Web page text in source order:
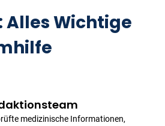
Alles Wichtige
medizinische Informationen,